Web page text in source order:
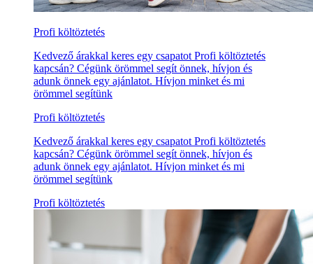
Profi költöztetés
Kedvező árakkal keres egy csapatot Profi költöztetés
kapcsán? Cégünk örömmel segít önnek, hívjon és
adunk önnek egy ajánlatot. Hívjon minket és mi
örömmel segítünk
Profi költöztetés
Kedvező árakkal keres egy csapatot Profi költöztetés
kapcsán? Cégünk örömmel segít önnek, hívjon és
adunk önnek egy ajánlatot. Hívjon minket és mi
örömmel segítünk
Profi költöztetés